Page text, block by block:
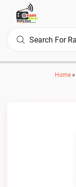
Home »